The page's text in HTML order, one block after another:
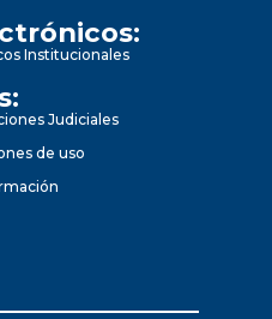
Institucionales
Judiciales
de uso